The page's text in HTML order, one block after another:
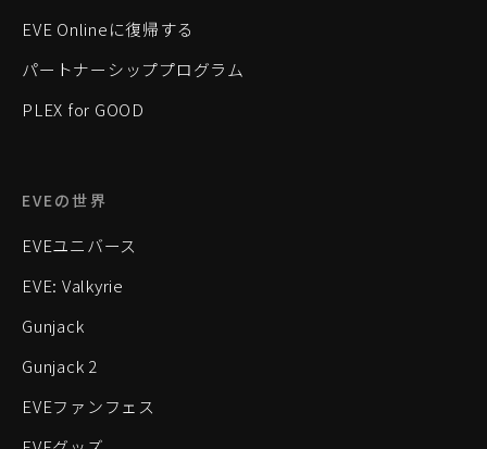
EVE Onlineに復帰する
パートナーシッププログラム
PLEX for GOOD
EVEの世界
EVEユニバース
EVE: Valkyrie
Gunjack
Gunjack 2
EVEファンフェス